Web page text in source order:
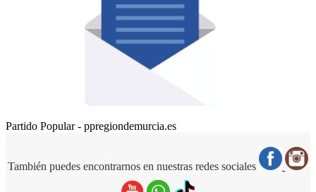
Partido Popular - ppregiondemurcia.es
También puedes encontrarnos en nuestras redes sociales